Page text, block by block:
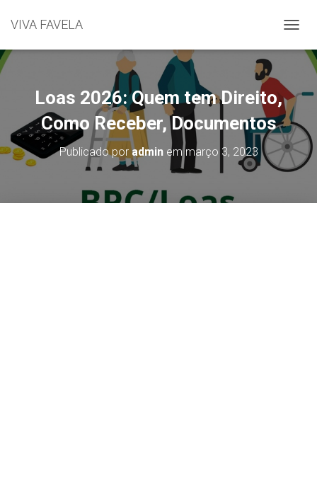
VIVA FAVELA
L
N
A
R
N
A
V
Loas 2026: Quem tem Direito,
Como Receber, Documentos
Publicado poradminemmarço 3, 2023